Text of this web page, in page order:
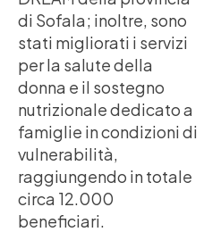
di Sofala; inoltre, sono
stati migliorati i servizi
per la salute della
donna e il sostegno
nutrizionale dedicato a
famiglie in condizioni di
vulnerabilità,
raggiungendo in totale
circa 12.000
beneficiari.